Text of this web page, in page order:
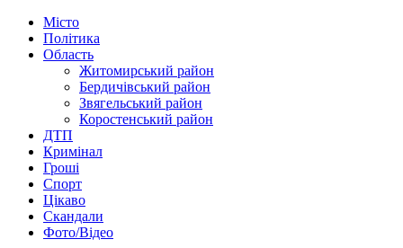
Місто
Політика
Область
Житомирський район
Бердичівський район
Звягельський район
Коростенський район
ДТП
Кримінал
Гроші
Спорт
Цікаво
Скандали
Фото/Відео